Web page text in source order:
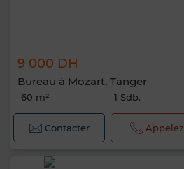
9 000 DH
Bureau à Mozart, Tanger
60 m² 1 Sdb.
Contacter Appelez